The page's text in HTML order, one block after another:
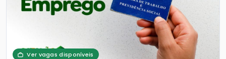
Ver vagas disponíveis